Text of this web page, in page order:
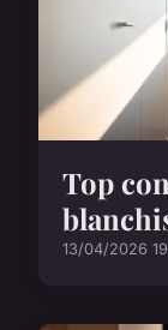
Top
13/04/2026